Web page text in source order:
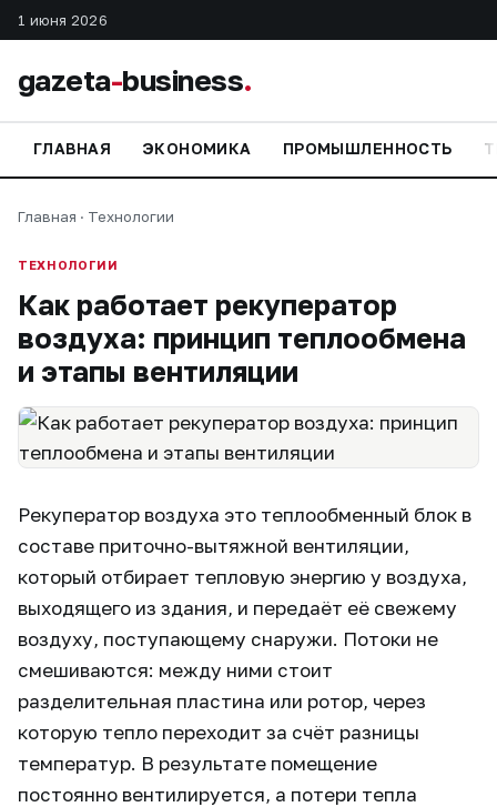
1 июня 2026
gazeta-business.
ГЛАВНАЯ ЭКОНОМИКА ПРОМЫШЛЕННОСТЬ
Главная · Технологии
ТЕХНОЛОГИИ
Как работает рекуператор
воздуха: принцип теплообмена
и этапы вентиляции
Рекуператор воздуха это теплообменный блок в
составе приточно-вытяжной вентиляции,
который отбирает тепловую энергию у воздуха,
выходящего из здания, и передаёт её свежему
воздуху, поступающему снаружи. Потоки не
смешиваются: между ними стоит
разделительная пластина или ротор, через
которую тепло переходит за счёт разницы
температур. В результате помещение
постоянно вентилируется, а потери тепла